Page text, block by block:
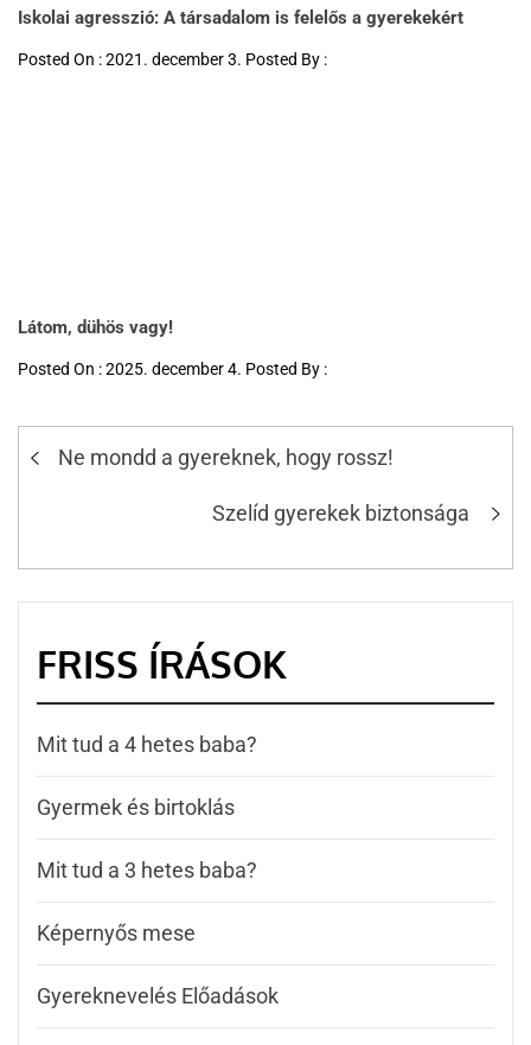
Iskolai agresszió: A társadalom is felelős a gyerekekért
Posted On : 2021. december 3. Posted By :
Látom, dühös vagy!
Posted On : 2025. december 4. Posted By :
Ne mondd a gyereknek, hogy rossz!
Szelíd gyerekek biztonsága
FRISS ÍRÁSOK
Mit tud a 4 hetes baba?
Gyermek és birtoklás
Mit tud a 3 hetes baba?
Képernyős mese
Gyereknevelés Előadások